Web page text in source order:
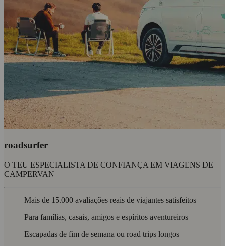
roadsurfer
O TEU ESPECIALISTA DE CONFIANÇA EM VIAGENS DE
CAMPERVAN
Mais de 15.000 avaliações reais de viajantes satisfeitos
Para famílias, casais, amigos e espíritos aventureiros
Escapadas de fim de semana ou road trips longos